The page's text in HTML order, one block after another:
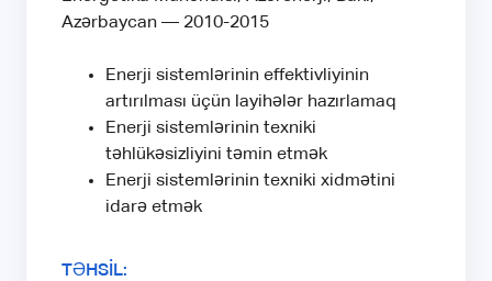
Azərbaycan — 2010-2015
Enerji sistemlərinin effektivliyinin
artırılması üçün layihələr hazırlamaq
Enerji sistemlərinin texniki
təhlükəsizliyini təmin etmək
Enerji sistemlərinin texniki xidmətini
idarə etmək
TƏHSİL: